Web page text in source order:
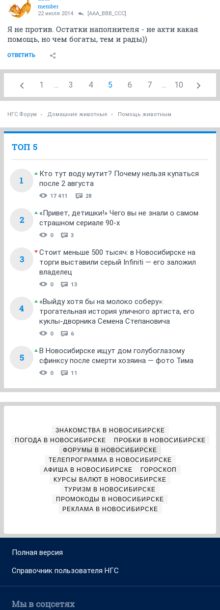
member
22 июля 2014 [AAA_BBB_CCC]
Я не против. Остатки наполнителя - не ахти какая
помощь, но чем богаты, тем и рады))
ОТВЕТИТЬ
1 ... 3 4 5 6 7 ... 10
НГС.Форум Домашние животные Помощь животным
ТОП 5
1
Кто тут воду мутит? Почему нельзя купаться
после 2 августа
17 411 28
2
«Привет, детишки!» Чего вы не знали о самом
страшном сериале 90-х
0 3
3
Стоит меньше 500 тысяч: в Новосибирске на
торги выставили серый Infiniti — его заложил
владелец
0 13
4
«Выйду хотя бы на молоко соберу»:
трогательная история уличного артиста, его
куклы-дворника Семена Степановича
0 6
5
В Новосибирске ищут дом голубоглазому
сфинксу после смерти хозяина — фото Тима
0 11
ЗНАКОМСТВА В НОВОСИБИРСКЕ
ПОГОДА В НОВОСИБИРСКЕ
ПРОБКИ В НОВОСИБИРСКЕ
ФОРУМЫ В НОВОСИБИРСКЕ
ТЕЛЕПРОГРАММА В НОВОСИБИРСКЕ
АФИША В НОВОСИБИРСКЕ
ГОРОСКОП
КУРСЫ ВАЛЮТ В НОВОСИБИРСКЕ
ТУРИЗМ В НОВОСИБИРСКЕ
ПРОМОКОДЫ В НОВОСИБИРСКЕ
РЕКЛАМА В НОВОСИБИРСКЕ
Полная версия
Справочник пользователя НГС
Мы в соцсетях